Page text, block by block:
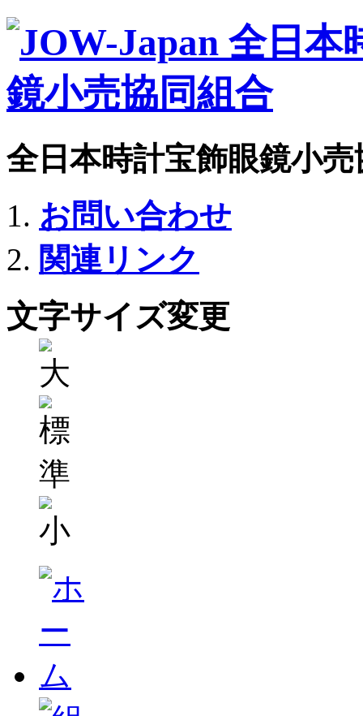
全日本時計宝飾眼鏡小
お問い合わせ
関連リンク
文字サイズ変更